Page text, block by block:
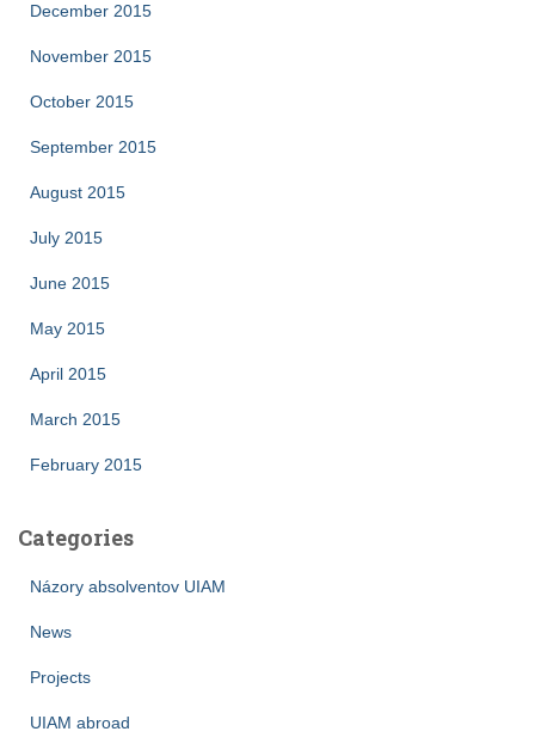
December 2015
November 2015
October 2015
September 2015
August 2015
July 2015
June 2015
May 2015
April 2015
March 2015
February 2015
Categories
Názory absolventov UIAM
News
Projects
UIAM abroad